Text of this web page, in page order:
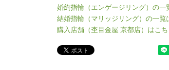
婚約指輪（エンゲージリング）の一
結婚指輪（マリッジリング）の一覧
購入店舗（杢目金屋 京都店）はこ